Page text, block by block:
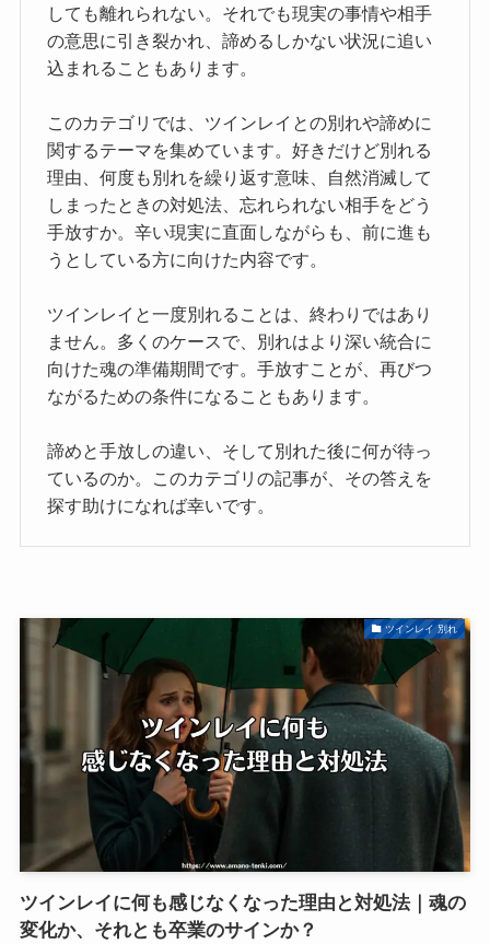
しても離れられない。それでも現実の事情や相手
の意思に引き裂かれ、諦めるしかない状況に追い
込まれることもあります。
このカテゴリでは、ツインレイとの別れや諦めに
関するテーマを集めています。好きだけど別れる
理由、何度も別れを繰り返す意味、自然消滅して
しまったときの対処法、忘れられない相手をどう
手放すか。辛い現実に直面しながらも、前に進も
うとしている方に向けた内容です。
ツインレイと一度別れることは、終わりではあり
ません。多くのケースで、別れはより深い統合に
向けた魂の準備期間です。手放すことが、再びつ
ながるための条件になることもあります。
諦めと手放しの違い、そして別れた後に何が待っ
ているのか。このカテゴリの記事が、その答えを
探す助けになれば幸いです。
ツインレイ 別れ
ツインレイに何も感じなくなった理由と対処法｜魂の
変化か、それとも卒業のサインか？